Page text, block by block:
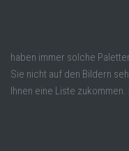
haben immer solche
Sie nicht auf den Bildern
Ihnen eine Liste